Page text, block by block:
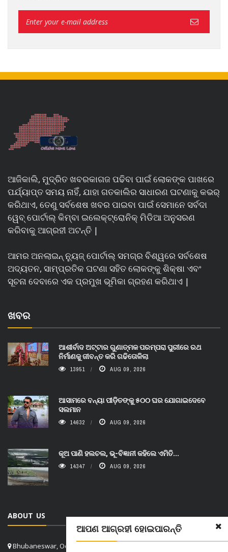
ଆପଣ ଆଗ୍ରହୀ ହୋଇପାରନ୍ତି
ଆଜିକାଲି, ମୁଦ୍ରିତ ଖବରକାଗଜ ପଢିବା ପାଇଁ ଲୋକଙ୍କ ପାଖରେ
ପର୍ଯ୍ୟାପ୍ତ ସମୟ ନାହିଁ, ଯାହା ଗତକାଲିର ସାଧାରଣ ଘଟଣାକୁ କଭର୍
କରିଥାଏ, ତେଣୁ ସର୍ବଶେଷ ଖବର ପାଇବା ପାଇଁ ସେମାନେ ସର୍ବଦା
ୱେବ୍ ପୋର୍ଟାଲ୍ କିମ୍ବା ଇଲେକ୍ଟ୍ରୋନିକ୍ ମିଡିଆ ଅନୁସରଣ
କରିବାକୁ ଆଗ୍ରହୀ ଅଟନ୍ତି |
ଆମର ଅନଲାଇନ୍ ନ୍ୟୁଜ୍ ପୋର୍ଟାଲ୍ ସମଗ୍ର ବିଶ୍ୱରେ ସର୍ବଶେଷ
ଅଦ୍ୟତନ, ସାମ୍ପ୍ରତିକ ଘଟଣା ସହିତ ଲୋକଙ୍କୁ ଶିକ୍ଷା ଏବଂ
ସୂଚନା ଦେବାରେ ଏକ ପ୍ରମୁଖ ଭୂମିକା ଗ୍ରହଣ କରିଥାଏ |
ଖବର
ଆଶୀର୍ବାଦ ଅଟ୍ଟାର ଗୁଣାତ୍ମକ ପରମ୍ପରା ପୁରୀରେ ରଥ
ନିର୍ମାଣକୁ ଜୀବନ୍ତ କରି ଗଢିତୋଳିଲା
13951 AUG 09, 2026
ଆସାମରେ ବନ୍ୟା ପୀଡ଼ିତଙ୍କୁ ୫୦୦ ଘର ଯୋଗାଇଦେବେ
ସଲମାନ
14632 AUG 09, 2026
କୂଅ ପାଣି ହଲଚଲ, ଭୂ-ବିଜ୍ଞାନୀ କହିଲେ ଏମିତି...
14347 AUG 09, 2026
ABOUT US
Bhubaneswar, Odisha, India